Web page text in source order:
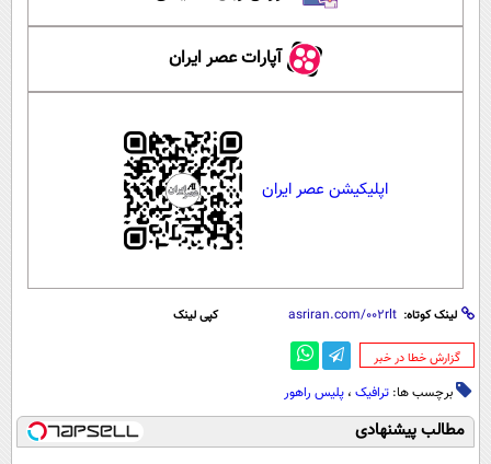
آپارات عصر ایران
اپلیکیشن عصر ایران
لینک کوتاه: کپی لینک
‌گزارش خطا در خبر
برچسب ها: ترافیک ، پلیس راهور
مطالب پیشنهادی